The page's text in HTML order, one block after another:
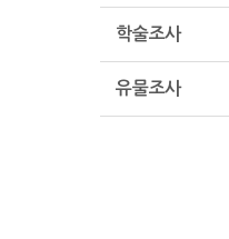
학술조사
유물조사